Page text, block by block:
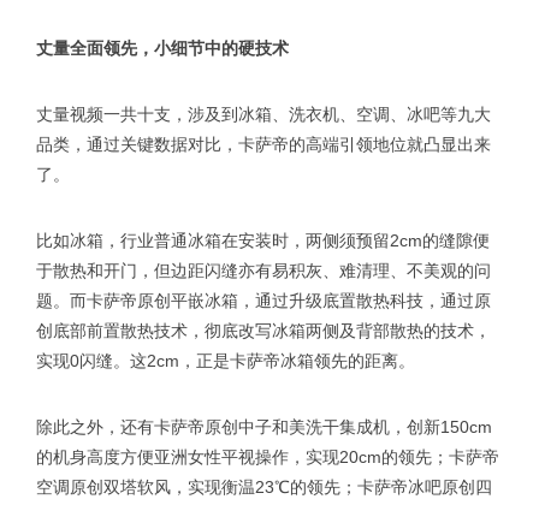
丈量全面领先，小细节中的硬技术
丈量视频一共十支，涉及到冰箱、洗衣机、空调、冰吧等九大
品类，通过关键数据对比，卡萨帝的高端引领地位就凸显出来
了。
比如冰箱，行业普通冰箱在安装时，两侧须预留2cm的缝隙便
于散热和开门，但边距闪缝亦有易积灰、难清理、不美观的问
题。而卡萨帝原创平嵌冰箱，通过升级底置散热科技，通过原
创底部前置散热技术，彻底改写冰箱两侧及背部散热的技术，
实现0闪缝。这2cm，正是卡萨帝冰箱领先的距离。
除此之外，还有卡萨帝原创中子和美洗干集成机，创新150cm
的机身高度方便亚洲女性平视操作，实现20cm的领先；卡萨帝
空调原创双塔软风，实现衡温23℃的领先；卡萨帝冰吧原创四